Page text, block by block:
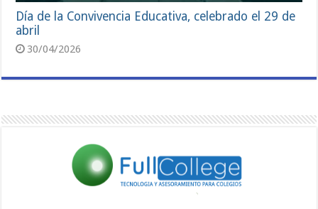
Día de la Convivencia Educativa, celebrado el 29 de
abril
30/04/2026